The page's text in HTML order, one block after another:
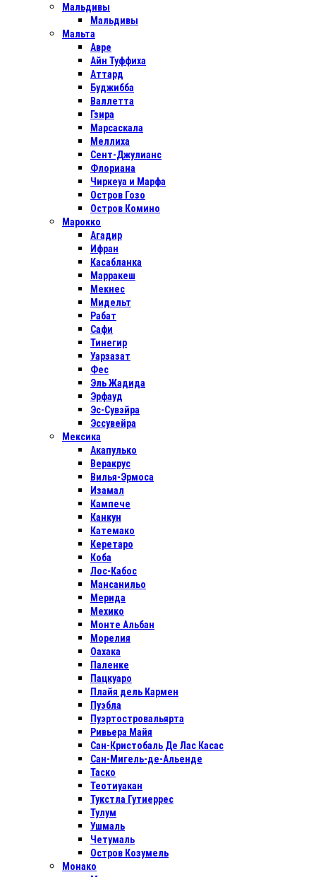
Мальдивы
Мальдивы
Мальта
Авре
Айн Туффиха
Аттард
Буджибба
Валлетта
Гзира
Марсаскала
Меллиха
Сент-Джулианс
Флориана
Чиркеуа и Марфа
Остров Гозо
Остров Комино
Марокко
Агадир
Ифран
Касабланка
Марракеш
Мекнес
Мидельт
Рабат
Сафи
Тинегир
Уарзазат
Фес
Эль Жадида
Эрфауд
Эс-Сувэйра
Эссувейра
Мексика
Акапулько
Веракрус
Вилья-Эрмоса
Изамал
Кампече
Канкун
Катемако
Керетаро
Коба
Лос-Кабос
Мансанильо
Мерида
Мехико
Монте Альбан
Морелия
Оахака
Паленке
Пацкуаро
Плайя дель Кармен
Пуэбла
Пуэртостровальярта
Ривьера Майя
Сан-Кристобаль Де Лас Касас
Сан-Мигель-де-Альенде
Таско
Теотиуакан
Тукстла Гутиеррес
Тулум
Ушмаль
Четумаль
Остров Козумель
Монако